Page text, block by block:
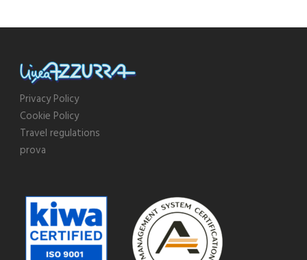
Privacy Policy
Cookie Policy
Travel regulations
prova